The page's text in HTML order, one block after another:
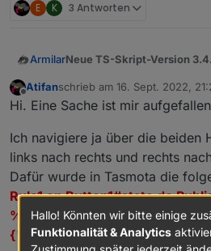
E K 3 Antworten
ArmilarNeue TS-Skript-Version
https://
lovelace-ui/main/ioBroker/
Offline
Atifanschrieb am 16. Sept. 2022,
zuletzt editiert von Atifan
Hi. Eine Sache ist mir
Ich navigiere ja über die beiden
links nach rechts und rechts
Dafür wurde in Tasmota die
Rule1 on Button1#state do
%topic%/tele/RESULT
Hallo! Könnten wir bitte einige
Funktionalität & Analytics